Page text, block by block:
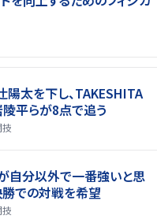
陽太を下し、TAKESHITA
陵平らが8点で追う
が自分以外で一番強いと思
勝での対戦を希望